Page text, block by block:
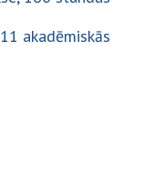
akadēmiskās